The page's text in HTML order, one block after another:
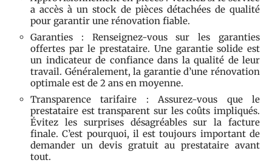
a accès à un stock de pièces détachées de qualité
pour garantir une rénovation fiable.
Garanties : Renseignez-vous sur les garanties
offertes par le prestataire. Une garantie solide est
un indicateur de confiance dans la qualité de leur
travail. Généralement, la garantie d’une rénovation
optimale est de 2 ans en moyenne.
Transparence tarifaire : Assurez-vous que le
prestataire est transparent sur les coûts impliqués.
Évitez les surprises désagréables sur la facture
finale. C’est pourquoi, il est toujours important de
demander un devis gratuit au prestataire avant
tout.